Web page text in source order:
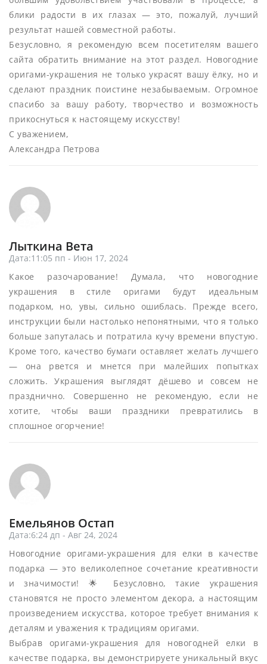
блики радости в их глазах — это, пожалуй, лучший
результат нашей совместной работы.
Безусловно, я рекомендую всем посетителям вашего
сайта обратить внимание на этот раздел. Новогодние
оригами-украшения не только украсят вашу ёлку, но и
сделают праздник поистине незабываемым. Огромное
спасибо за вашу работу, творчество и возможность
прикоснуться к настоящему искусству!
С уважением,
Александра Петрова
Лыткина Вета
Дата:11:05 пп - Июн 17, 2024
Какое разочарование! Думала, что новогодние
украшения в стиле оригами будут идеальным
подарком, но, увы, сильно ошиблась. Прежде всего,
инструкции были настолько непонятными, что я только
больше запуталась и потратила кучу времени впустую.
Кроме того, качество бумаги оставляет желать лучшего
— она рвется и мнется при малейших попытках
сложить. Украшения выглядят дёшево и совсем не
празднично. Совершенно не рекомендую, если не
хотите, чтобы ваши праздники превратились в
сплошное огорчение!
Емельянов Остап
Дата:6:24 дп - Авг 24, 2024
Новогодние оригами-украшения для елки в качестве
подарка — это великолепное сочетание креативности
и значимости! 🌟 Безусловно, такие украшения
становятся не просто элементом декора, а настоящим
произведением искусства, которое требует внимания к
деталям и уважения к традициям оригами.
Выбрав оригами-украшения для новогодней елки в
качестве подарка, вы демонстрируете уникальный вкус